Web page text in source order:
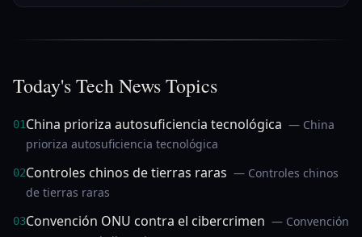
Today's Tech News Topics
01China prioriza autosuficiencia tecnológica — China
prioriza autosuficiencia tecnológica
02Controles chinos de tierras raras — Controles chinos
de tierras raras
03Convención ONU contra el cibercrimen — Convención